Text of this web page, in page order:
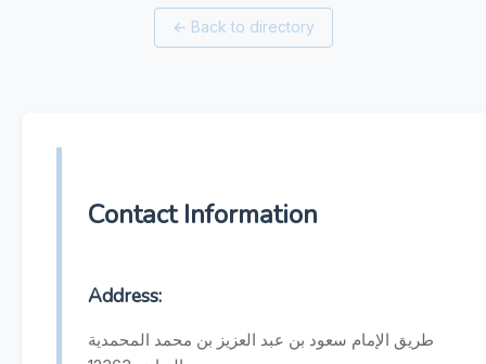
← Back to directory
Contact Information
Address:
طريق الإمام سعود بن عبد العزيز بن محمد المحمدية